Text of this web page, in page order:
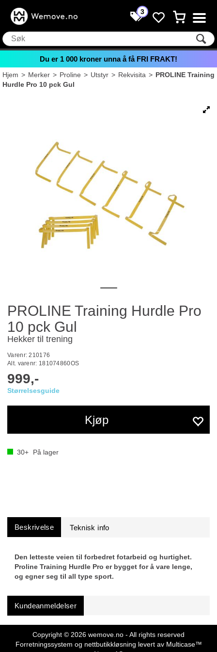
3
Du er 1 000 kroner unna å få FRI FRAKT!
Hjem>Merker>Proline>Utstyr>Rekvisita>PROLINE Training
Hurdle Pro 10 pck Gul
PROLINE Training Hurdle Pro
10 pck Gul
Hekker til trening
Varenr:210176
Alt. varenr: 181074860OS
999,-
Størrelsesguide
Kjøp
30+ På lager
Beskrivelse
Den letteste veien til forbedret fotarbeid og hurtighet.
Proline Training Hurdle Pro er bygget for å vare lenge,
og egner seg til all type sport.
Kundeanmeldelser
Copyright © 2026 wemove.no - All rights reserved
Forretningssystem og nettbutikkløsning levert av Multicase™